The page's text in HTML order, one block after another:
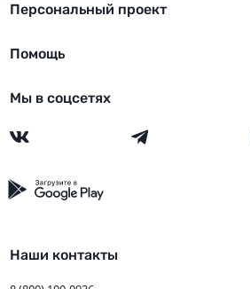
Персональный проект
Помощь
Мы в соцсетях
Наши контакты